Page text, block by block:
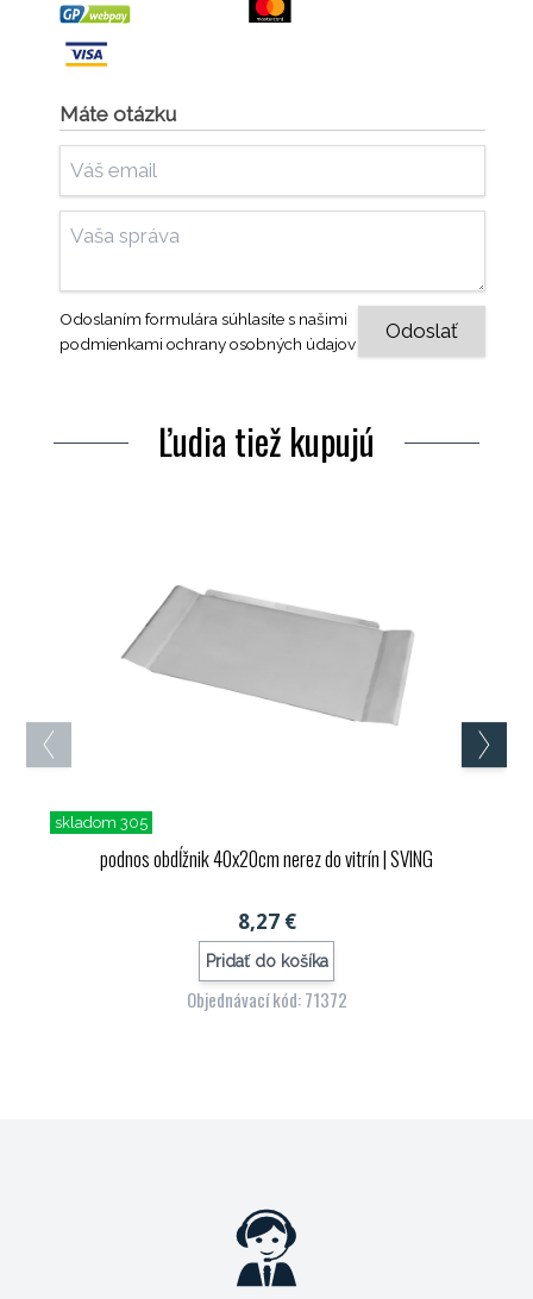
Máte otázku
Odoslaním formulára súhlasíte s našimi
podmienkami ochrany osobných údajov
Ľudia tiež kupujú
skladom 305
podnos obdĺžnik 40x20cm nerez do vitrín| SVING
8,27 €
Pridať do košíka
Objednávací kód: 71372